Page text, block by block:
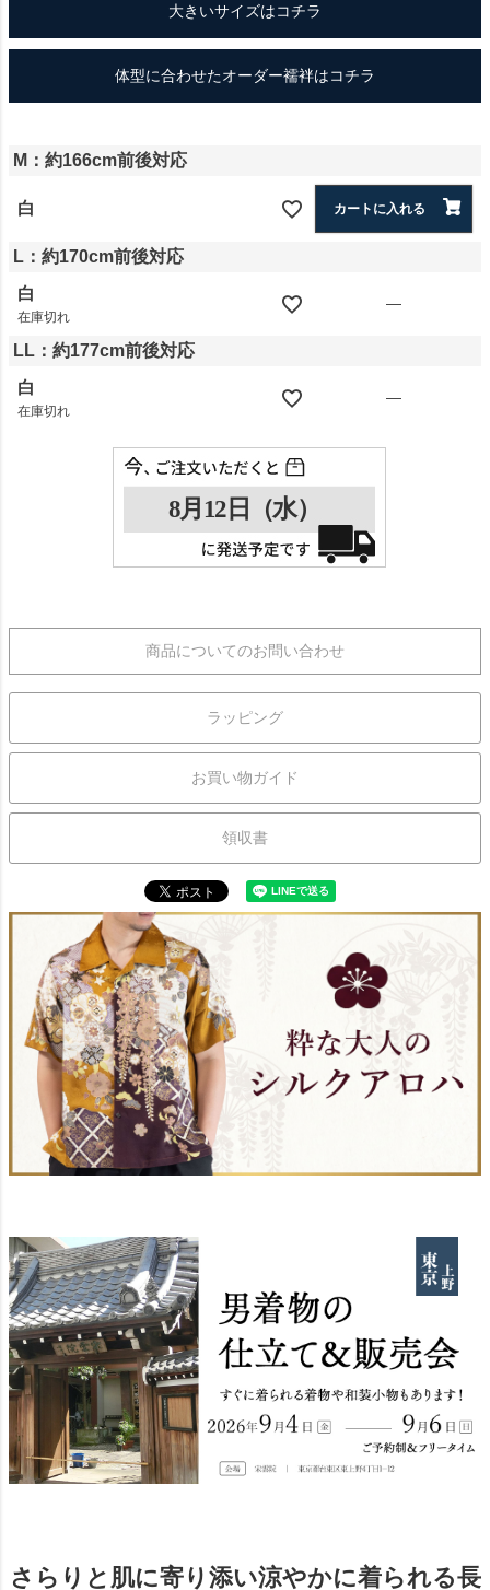
大きいサイズはコチラ
体型に合わせたオーダー襦袢はコチラ
M：約166cm前後対応
白 カートに入れる
L：約170cm前後対応
白
在庫切れ
—
LL：約177cm前後対応
白
在庫切れ
—
商品についてのお問い合わせ
ラッピング
お買い物ガイド
領収書
さらりと肌に寄り添い涼やかに着られる長